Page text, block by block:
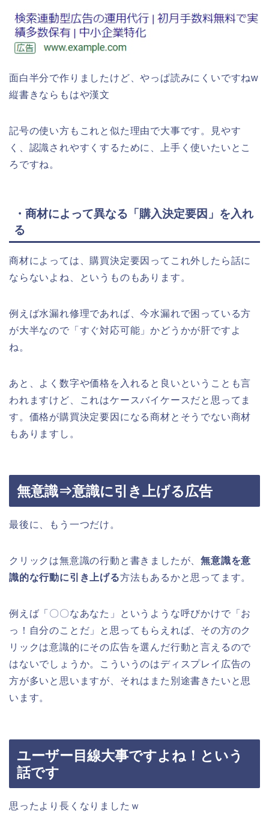
面白半分で作りましたけど、やっぱ読みにくいですねw
縦書きならもはや漢文
記号の使い方もこれと似た理由で大事です。見やす
く、認識されやすくするために、上手く使いたいとこ
ろですね。
・商材によって異なる「購入決定要因」を入れ
る
商材によっては、購買決定要因ってこれ外したら話に
ならないよね、というものもあります。
例えば水漏れ修理であれば、今水漏れで困っている方
が大半なので「すぐ対応可能」かどうかが肝ですよ
ね。
あと、よく数字や価格を入れると良いということも言
われますけど、これはケースバイケースだと思ってま
す。価格が購買決定要因になる商材とそうでない商材
もありますし。
無意識⇒意識に引き上げる広告
最後に、もう一つだけ。
クリックは無意識の行動と書きましたが、無意識を意
識的な行動に引き上げる方法もあるかと思ってます。
例えば「〇〇なあなた」というような呼びかけで「お
っ！自分のことだ」と思ってもらえれば、その方のク
リックは意識的にその広告を選んだ行動と言えるので
はないでしょうか。こういうのはディスプレイ広告の
方が多いと思いますが、それはまた別途書きたいと思
います。
ユーザー目線大事ですよね！という
話です
思ったより長くなりましたｗ